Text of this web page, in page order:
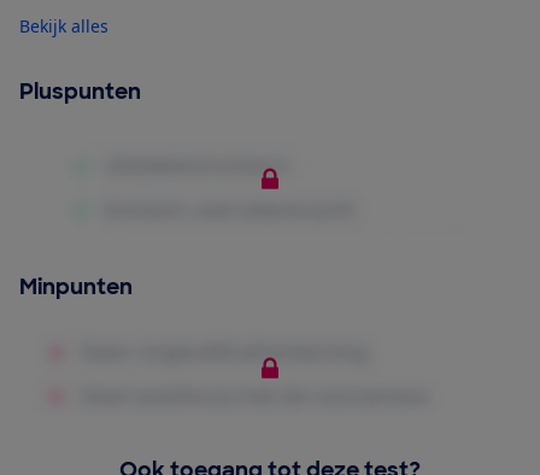
Bekijk alles
Pluspunten
Minpunten